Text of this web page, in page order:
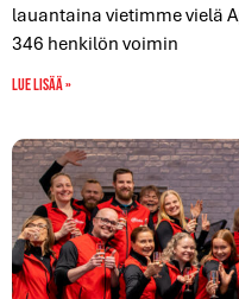
lauantaina vietimme vielä
346 henkilön voimin
Lue lisää »